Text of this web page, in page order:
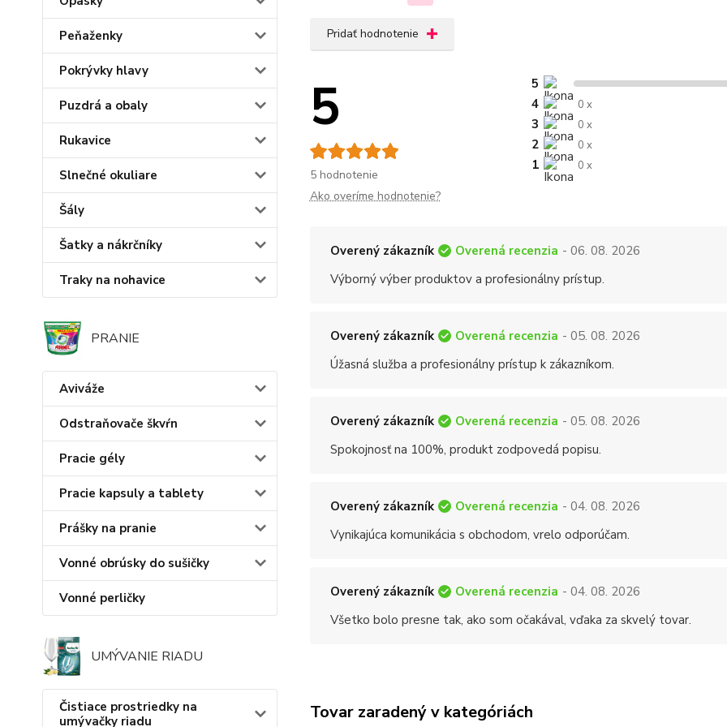
Peňaženky
Pokrývky hlavy
Puzdrá a obaly
Rukavice
Slnečné okuliare
Šály
Šatky a nákrčníky
Traky na nohavice
PRANIE
Aviváže
Odstraňovače škvŕn
Pracie gély
Pracie kapsuly a tablety
Prášky na pranie
Vonné obrúsky do sušičky
Vonné perličky
UMÝVANIE RIADU
Čistiace prostriedky na
umývačky riadu
Pridať hodnotenie
5
5 hodnotenie
5
4
0 x
3 0 x
2 0 x
1 0 x
Ako overíme hodnotenie?
Overený zákazník Overená recenzia - 06. 08. 2026
Výborný výber produktov a profesionálny prístup.
Overený zákazník Overená recenzia - 05. 08. 2026
Úžasná služba a profesionálny prístup k zákazníkom.
Overený zákazník Overená recenzia - 05. 08. 2026
Spokojnosť na 100%, produkt zodpovedá popisu.
Overený zákazník Overená recenzia - 04. 08. 2026
Vynikajúca komunikácia s obchodom, vrelo odporúčam.
Overený zákazník Overená recenzia - 04. 08. 2026
Všetko bolo presne tak, ako som očakával, vďaka za skvelý tovar.
Tovar zaradený v kategóriách